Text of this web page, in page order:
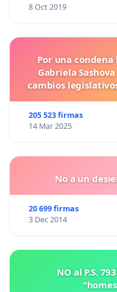
8 Oct 2019
Por una
Gabriela
cambios
205 523 firmas
14 Mar 2025
No a un
20 699 firmas
3 Dec 2014
NO al P.S.